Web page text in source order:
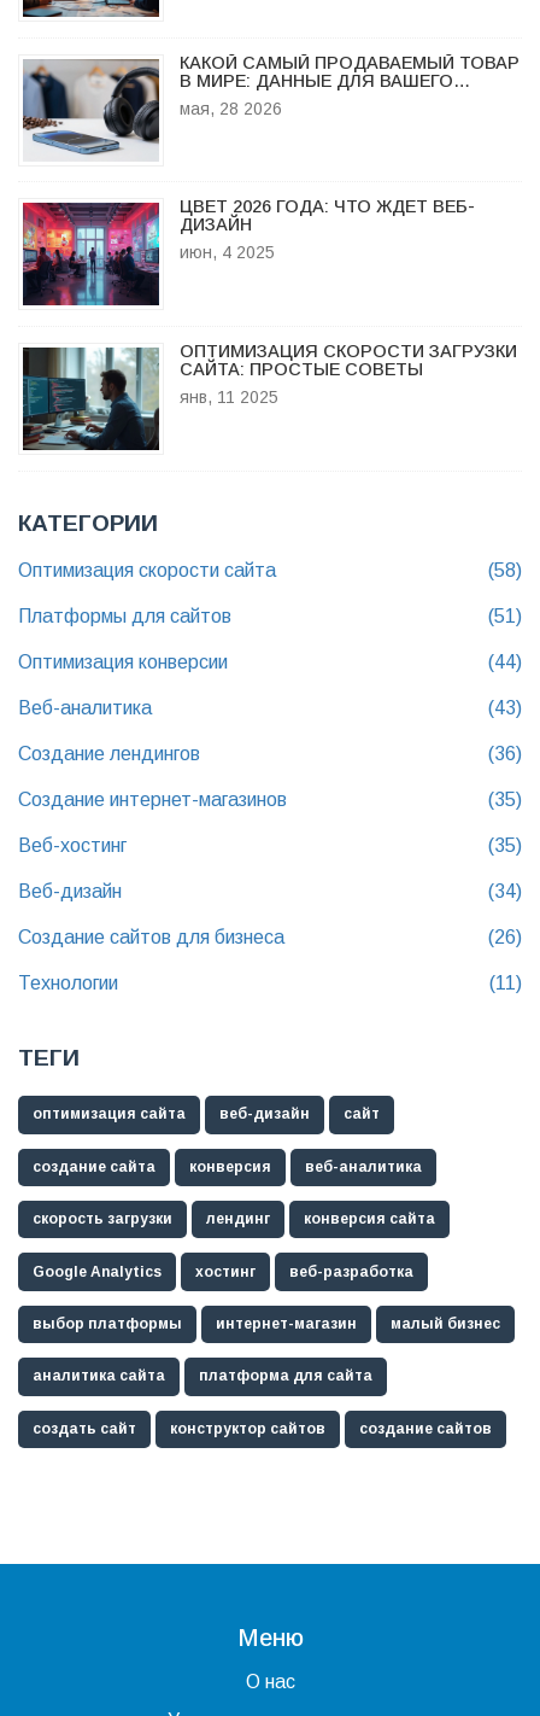
КАКОЙ САМЫЙ ПРОДАВАЕМЫЙ ТОВАР
В МИРЕ: ДАННЫЕ ДЛЯ ВАШЕГО
ИНТЕРНЕТ-МАГАЗИНА
мая, 28 2026
ЦВЕТ 2026 ГОДА: ЧТО ЖДЕТ ВЕБ-
ДИЗАЙН
июн, 4 2025
ОПТИМИЗАЦИЯ СКОРОСТИ ЗАГРУЗКИ
САЙТА: ПРОСТЫЕ СОВЕТЫ
янв, 11 2025
КАТЕГОРИИ
Оптимизация скорости сайта (58)
Платформы для сайтов (51)
Оптимизация конверсии (44)
Веб-аналитика (43)
Создание лендингов (36)
Создание интернет-магазинов (35)
Веб-хостинг (35)
Веб-дизайн (34)
Создание сайтов для бизнеса (26)
Технологии (11)
ТЕГИ
оптимизация сайта веб-дизайн сайт
создание сайта конверсия веб-аналитика
скорость загрузки лендинг конверсия сайта
Google Analytics хостинг веб-разработка
выбор платформы интернет-магазин малый бизнес
аналитика сайта платформа для сайта
создать сайт конструктор сайтов создание сайтов
Меню
О нас